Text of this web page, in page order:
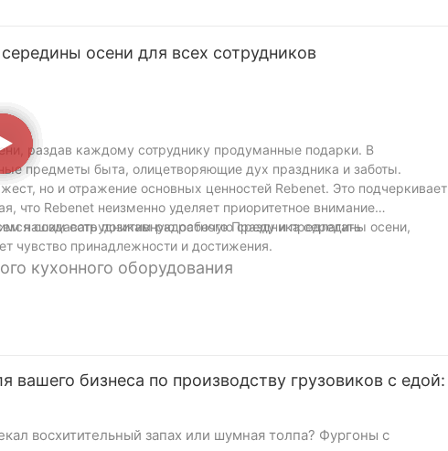
осени для всех сотрудников
раздав каждому сотруднику продуманные подарки. В
предметы быта, олицетворяющие дух праздника и заботы.
но и отражение основных ценностей Rebenet. Это подчеркивает
что Rebenet неизменно уделяет приоритетное внимание
создавать позитивную рабочую среду и предлагать
чувство принадлежности и достижения.
нашим сотрудникам радостного Праздника середины осени,
кухонного оборудования
вашего бизнеса по производству грузовиков с едой:
восхитительный запах или шумная толпа? Фургоны с